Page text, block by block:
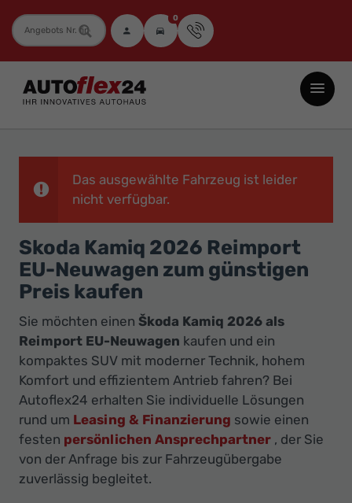
Fahrzeugnummer 0
Autoflex24
GmbH
Neuwagen
Jahreswagen
und
Gebrauchtwagen
zu
Top-
-
Ihr
Innovatives
Autohaus
Das ausgewählte Fahrzeug ist leider
nicht verfügbar.
Skoda Kamiq 2026 Reimport
EU-Neuwagen zum günstigen
Preis kaufen
Sie möchten einen Škoda Kamiq 2026 als
Reimport EU-Neuwagen kaufen und ein
kompaktes SUV mit moderner Technik, hohem
Komfort und effizientem Antrieb fahren? Bei
Autoflex24 erhalten Sie individuelle Lösungen
rund um Leasing & Finanzierung sowie einen
festen persönlichen Ansprechpartner , der Sie
von der Anfrage bis zur Fahrzeugübergabe
zuverlässig begleitet.